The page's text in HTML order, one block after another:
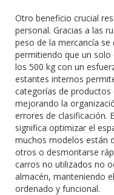
Otro beneficio crucial
personal. Gracias a las
peso de la mercancía
permitiendo que un solo
los 500 kg con un
estantes internos
categorías de
mejorando la
errores de clasificación.
significa optimizar el
muchos modelos están
otros o desmontarse
carros no utilizados no
almacén, manteniendo
ordenado y funcional.